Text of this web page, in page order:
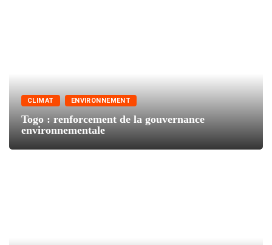
CLIMAT ENVIRONNEMENT
Togo : renforcement de la gouvernance
environnementale